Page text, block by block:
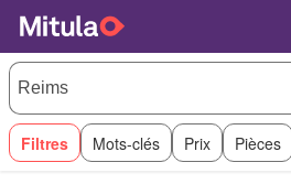
Filtres Mots-clés Prix Pièces